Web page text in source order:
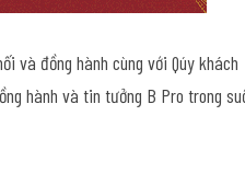
và đồng hành cùng với Qúy khách
hành và tin tưởng B Pro trong